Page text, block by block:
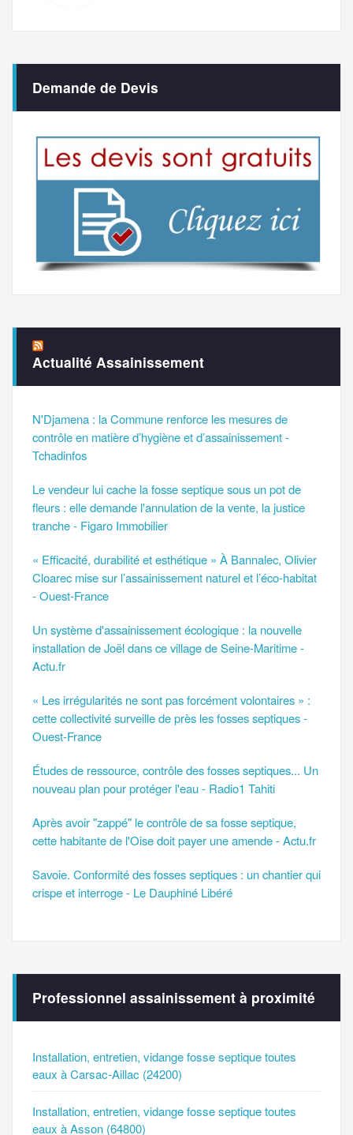
Demande de Devis
Actualité Assainissement
N'Djamena : la Commune renforce les mesures de
contrôle en matière d’hygiène et d’assainissement -
Tchadinfos
Le vendeur lui cache la fosse septique sous un pot de
fleurs : elle demande l'annulation de la vente, la justice
tranche - Figaro Immobilier
« Efficacité, durabilité et esthétique » À Bannalec, Olivier
Cloarec mise sur l’assainissement naturel et l’éco-habitat
- Ouest-France
Un système d'assainissement écologique : la nouvelle
installation de Joël dans ce village de Seine-Maritime -
Actu.fr
« Les irrégularités ne sont pas forcément volontaires » :
cette collectivité surveille de près les fosses septiques -
Ouest-France
Études de ressource, contrôle des fosses septiques... Un
nouveau plan pour protéger l'eau - Radio1 Tahiti
Après avoir "zappé" le contrôle de sa fosse septique,
cette habitante de l'Oise doit payer une amende - Actu.fr
Savoie. Conformité des fosses septiques : un chantier qui
crispe et interroge - Le Dauphiné Libéré
Professionnel assainissement à proximité
Installation, entretien, vidange fosse septique toutes
eaux à Carsac-Aillac (24200)
Installation, entretien, vidange fosse septique toutes
eaux à Asson (64800)